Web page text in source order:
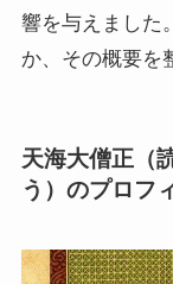
響を与えました
か、その概要を
天海大僧正（
う）のプロフ